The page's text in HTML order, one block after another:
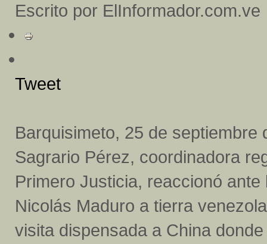
Escrito por ElInformador.com.ve
Tweet
Barquisimeto, 25 de septiembre
Sagrario Pérez, coordinadora
Primero Justicia, reaccionó ante
Nicolás Maduro a tierra
visita dispensada a China